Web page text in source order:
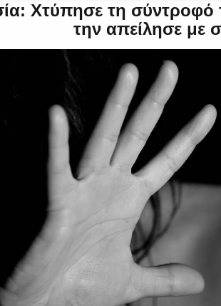
Χτύπησε τη σύντροφό
την απείλησε με